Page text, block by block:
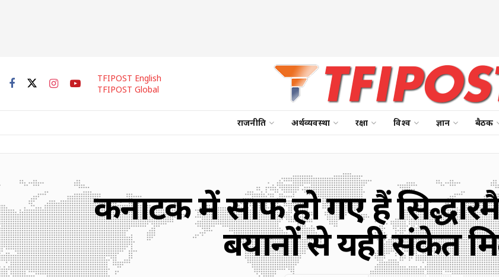
TFIPOST English
TFIPOST Global
राजनीति अर्थव्यवस्था रक्षा विश्व ज्ञान बैठक
कर्नाटक में साफ हो गए हैं
बयानों से यही संकेत